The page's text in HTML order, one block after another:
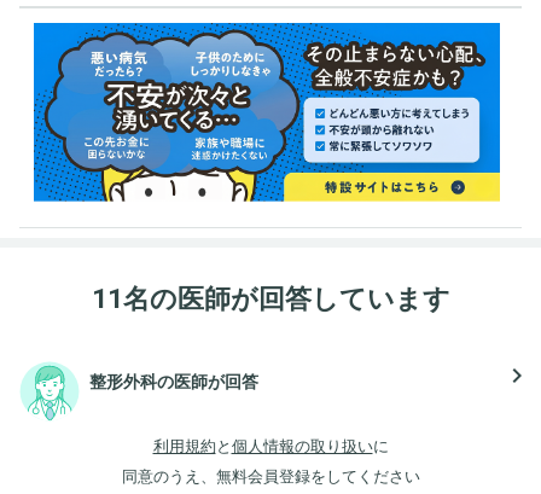
11名の医師が回答しています
整形外科の医師が回答 navigate_next
利用規約 と 個人情報の取り扱いに
同意のうえ、無料会員登録をしてください